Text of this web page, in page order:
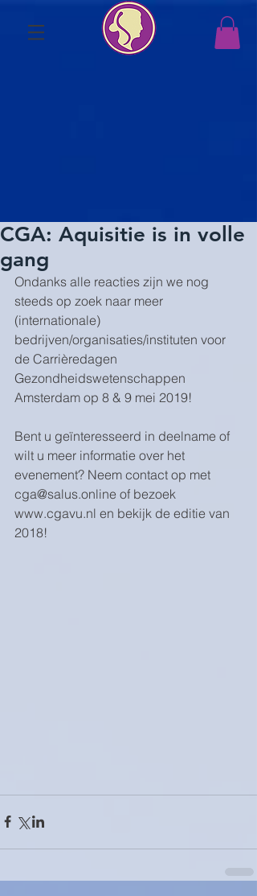
CGA: Aquisitie is in volle
gang
Ondanks alle reacties zijn we nog
steeds op zoek naar meer
(internationale)
bedrijven/organisaties/instituten voor
de Carrièredagen
Gezondheidswetenschappen
Amsterdam op 8 & 9 mei 2019!
Bent u geïnteresseerd in deelname of
wilt u meer informatie over het
evenement? Neem contact op met
cga@salus.online of bezoek
www.cgavu.nl en bekijk de editie van
2018!